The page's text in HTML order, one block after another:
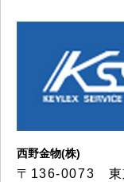
西野金物(株)
〒136-0073 東